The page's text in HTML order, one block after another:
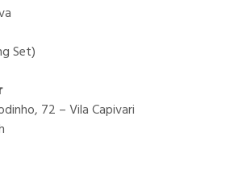
Set)
72 – Vila Capivari